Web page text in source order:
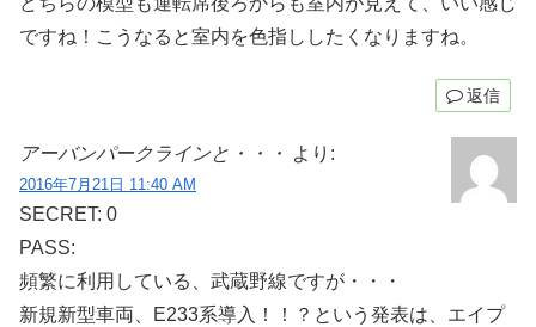
ですね！こうなると室内を色指ししたくなりますね。
返信
アーバンパークラインと・・・ より:
2016年7月21日 11:40 AM
SECRET: 0
PASS:
頻繁に利用している、武蔵野線ですが・・・
新規新型車両、E233系導入！！？という発表は、エイプ